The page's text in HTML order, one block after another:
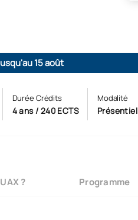
15 août
Durée Crédits
4 ans / 240 ECTS
Modalité
Présentiel
? Programme